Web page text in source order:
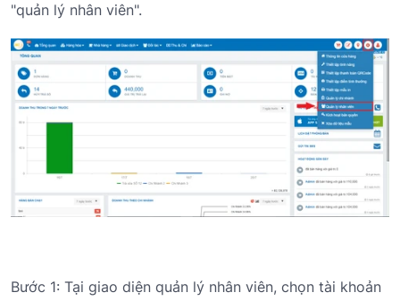
"quản lý nhân viên".
Bước 1: Tại giao diện quản lý nhân viên, chọn tài khoản